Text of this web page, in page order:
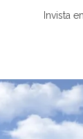
Invista